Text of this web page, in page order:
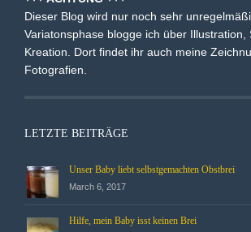
Dieser Blog wird nur noch sehr
Variatonsphase blogge ich über Illustration,
Kreation. Dort findet ihr auch meine
Fotografien.
LETZTE BEITRÄGE
Unser Baby liebt selbstgemachten Obstbrei
March 6, 2017
Hilfe, mein Baby isst keinen Brei